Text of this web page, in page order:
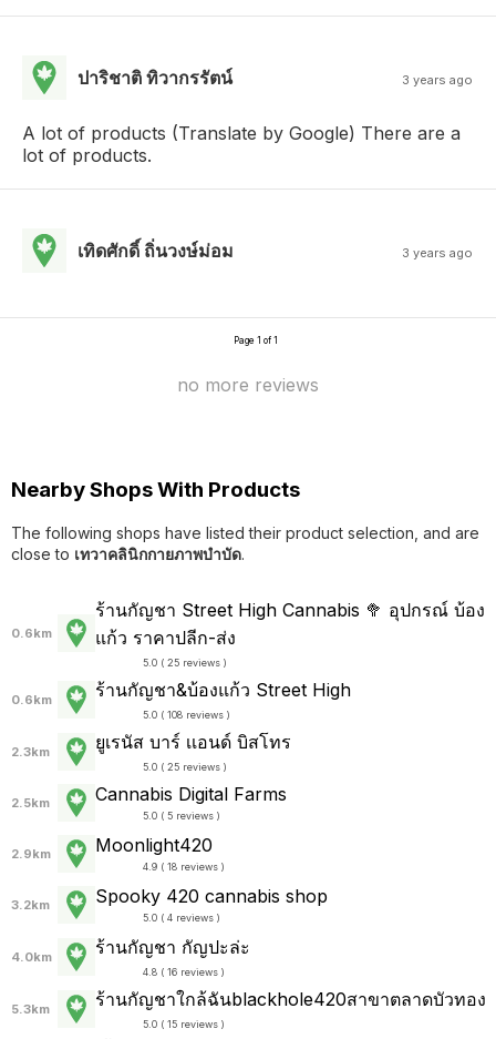
ปาริชาติ ทิวากรรัตน์ 3 years ago
A lot of products (Translate by Google) There are a
lot of products.
เทิดศักดิ์ ถิ่นวงษ์ม่อม 3 years ago
Page 1 of 1
no more reviews
Nearby Shops With Products
The following shops have listed their product selection, and are
close to เทวาคลินิกกายภาพบำบัด.
0.6km
ร้านกัญชา Street High Cannabis 🥦 อุปกรณ์ บ้อง
แก้ว ราคาปลีก-ส่ง
5.0 ( 25 reviews )
0.6km ร้านกัญชา&บ้องแก้ว Street High
5.0 ( 108 reviews )
2.3km ยูเรนัส บาร์ เเอนด์ บิสโทร
5.0 ( 25 reviews )
2.5km Cannabis Digital Farms
5.0 ( 5 reviews )
2.9km Moonlight420
4.9 ( 18 reviews )
3.2km Spooky 420 cannabis shop
5.0 ( 4 reviews )
4.0km ร้านกัญชา กัญปะล่ะ
4.8 ( 16 reviews )
5.3km ร้านกัญชาใกล้ฉันblackhole420สาขาตลาดบัวทอง
5.0 ( 15 reviews )